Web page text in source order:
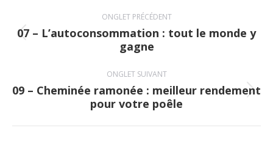
de
ONGLET PRÉCÉDENT
Onglet
précédent
07 – L’autoconsommation : tout le monde y
gagne
ONGLET SUIVANT
Onglet
suivant
09 – Cheminée ramonée : meilleur rendement
pour votre poêle